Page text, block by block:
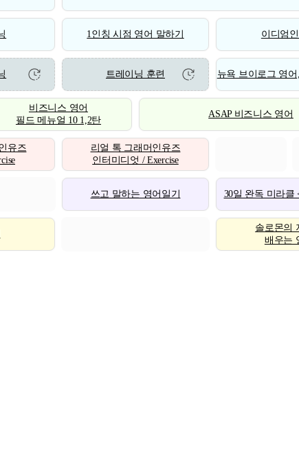
1인칭 시점 영어 말하기 이디엄
트레이닝 훈련 뉴욕 브이로그 영
비즈니스 영어
필드 메뉴얼 10 1,2탄
ASAP 비즈니스 영어
유즈
리얼 톡 그래머인유즈
인터미디엇 / Exercise
쓰고 말하는 영어일기 30일 완독 미라클
솔로몬의
배우는